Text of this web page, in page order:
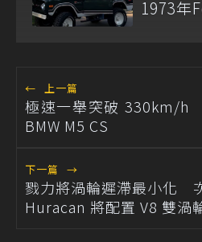
1973年
← 上一篇
極速一舉突破 330km/h
BMW M5 CS
下一篇 →
戮力將渦輪遲滯最小化
Huracan 將配置 V8 雙渦